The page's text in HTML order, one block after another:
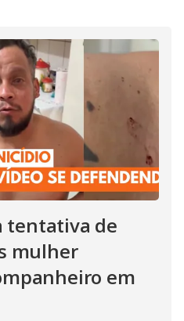
tentativa de
mulher
em